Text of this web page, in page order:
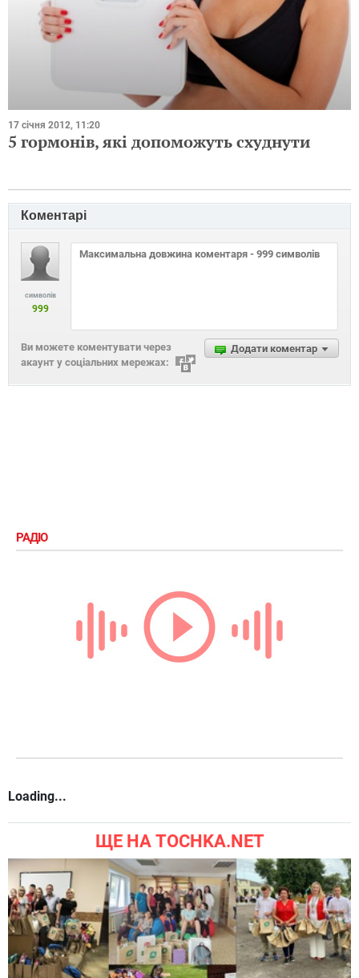
17 січня 2012, 11:20
5 гормонів, які допоможуть схуднути
Коментарі
символів
999
Додати коментар
Ви можете коментувати через
акаунт у соціальних мережах:
РАДІО
Loading...
ЩЕ НА TOCHKA.NET